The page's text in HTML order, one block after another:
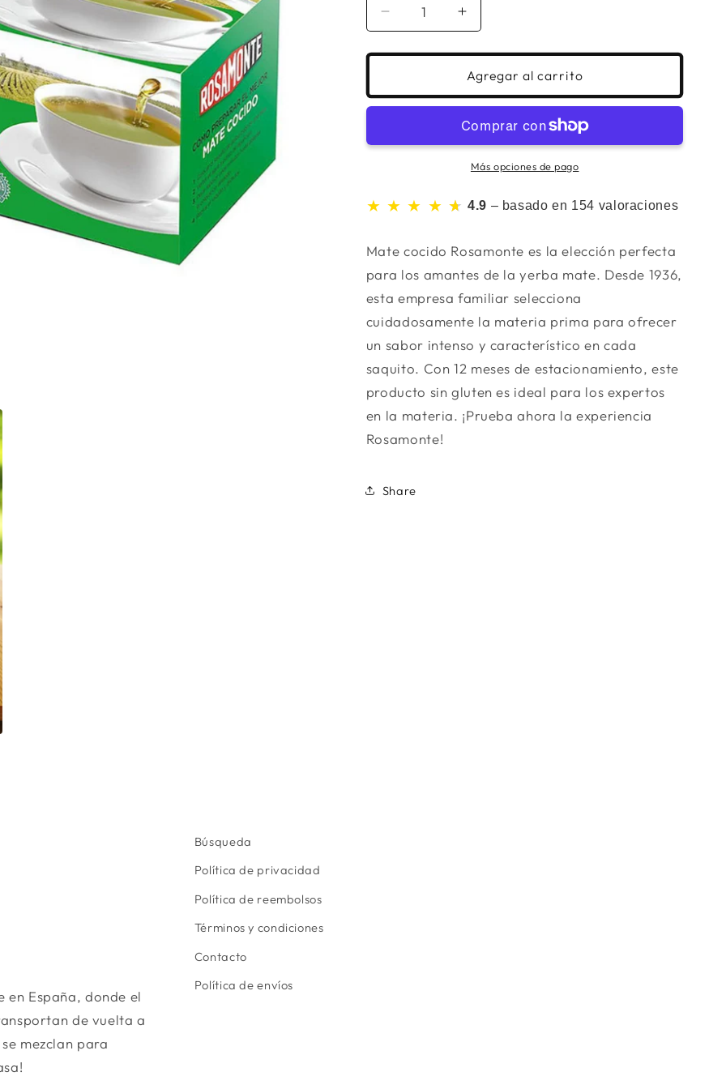
Reducir
cantidad
para
Rosamonte
50
Aumentar
cantidad
para
Mate
Rosamonte
-
50
unidades
Agregar al carrito
Más opciones de pago
★ ★ ★ ★ ★
★ 4.9 – basado en 154 valoraciones
Mate cocido Rosamonte es la elección perfecta
para los amantes de la yerba mate. Desde 1936,
esta empresa familiar selecciona
cuidadosamente la materia prima para ofrecer
un sabor intenso y característico en cada
saquito. Con 12 meses de estacionamiento, este
producto sin gluten es ideal para los expertos
en la materia. ¡Prueba ahora la experiencia
Rosamonte!
Share
en España, donde el
de vuelta a
mezclan para
Búsqueda
Política de privacidad
Política de reembolsos
Términos y condiciones
Contacto
Política de envíos